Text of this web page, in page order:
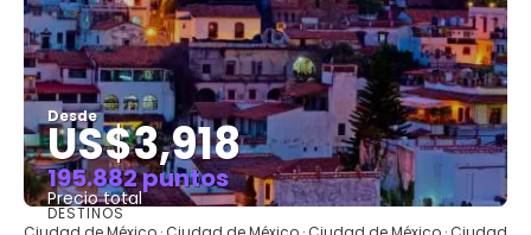
Desde
US$3,918
195.882 puntos
Precio total
Ver
DESTINOS